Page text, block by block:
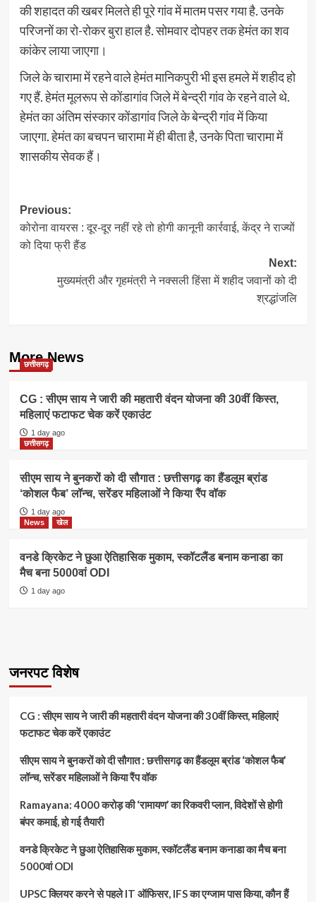
की शहादत की खबर मिलते ही पूरे गांव में मातम पसर गया है. उनके
परिजनों का रो-रोकर बुरा हाल है. सोमवार दोपहर तक हेमंत का शव
कांकेर लाया जाएगा।
जिले के चारामा में रहने वाले हेमंत मानिकपुरी भी इस हमले में शहीद हो
गए हैं. हेमंत मूलरूप से कोंडागांव जिले में बेन्द्री गांव के रहने वाले थे.
हेमंत का अंतिम संस्कार कोंडागांव जिले के बेन्द्री गांव में किया
जाएगा. हेमंत का बचपन चारामा में ही बीता है, उनके पिता चारामा में
शासकीय सेवक हैं।
Post
navigation
Previous:
कोरोना वायरस : दूर-दूर नहीं रहे तो होगी कानूनी कार्रवाई, केंद्र ने राज्यों
को दिया फ्री हैंड
Next:
मुख्यमंत्री और गृहमंत्री ने नक्सली हिंसा में शहीद जवानों को दी
श्रद्धांजलि
More News
छत्तीसगढ़
CG : सीएम साय ने जारी की महतारी वंदन योजना की 30वीं किस्त,
महिलाएं फटाफट चेक करें एकाउंट
1 day ago
छत्तीसगढ़
सीएम साय ने बुनकरों को दी सौगात : छत्तीसगढ़ का हैंडलूम ब्रांड
‘कोशल फैब’ लॉन्च, सरेंडर महिलाओं ने किया रैंप वॉक
1 day ago
News
खेल
वनडे क्रिकेट ने छुआ ऐतिहासिक मुकाम, स्कॉटलैंड बनाम कनाडा का
मैच बना 5000वां ODI
1 day ago
जनरपट विशेष
CG : सीएम साय ने जारी की महतारी वंदन योजना की 30वीं किस्त, महिलाएं
फटाफट चेक करें एकाउंट
सीएम साय ने बुनकरों को दी सौगात : छत्तीसगढ़ का हैंडलूम ब्रांड ‘कोशल फैब’
लॉन्च, सरेंडर महिलाओं ने किया रैंप वॉक
Ramayana: 4000 करोड़ की ‘रामायण’ का रिकवरी प्लान, विदेशों से होगी
बंपर कमाई, हो गई तैयारी
वनडे क्रिकेट ने छुआ ऐतिहासिक मुकाम, स्कॉटलैंड बनाम कनाडा का मैच बना
5000वां ODI
UPSC क्लियर करने से पहले IT ऑफिसर, IFS का एग्जाम पास किया, कौन हैं